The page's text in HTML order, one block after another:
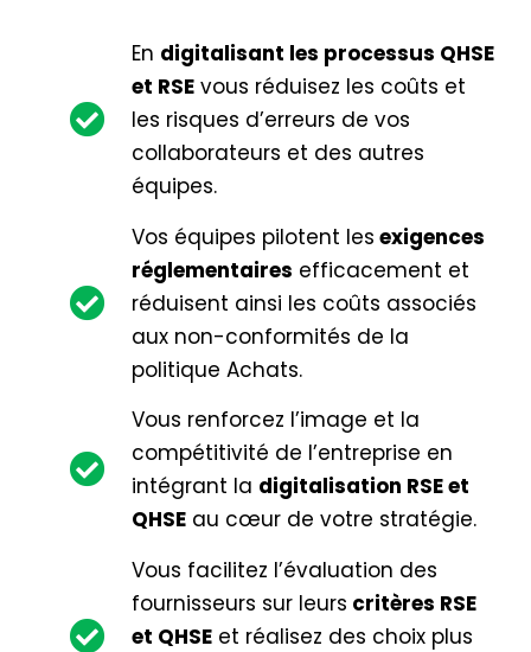
En digitalisant les processus QHSE
et RSEvous réduisez les coûts et
les risques d’erreurs de vos
collaborateurs et des autres
équipes.
Vos équipes pilotent les exigences
réglementaires efficacement et
réduisent ainsi les coûts associés
aux non-conformités de la
politique Achats.
Vous renforcez l’image et la
compétitivité de l’entreprise en
intégrant la digitalisation RSE et
QHSEau cœur de votre stratégie.
Vous facilitez l’évaluation des
fournisseurs sur leurs critères RSE
et QHSEet réalisez des choix plus